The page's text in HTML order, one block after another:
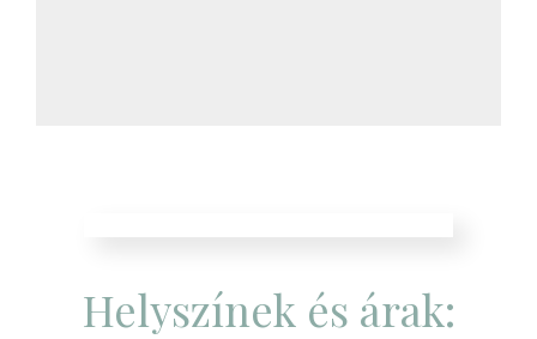
Helyszínek és árak: